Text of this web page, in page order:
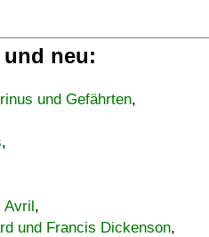
neu:
und Gefährten,
,
Avril,
und Francis Dickenson,